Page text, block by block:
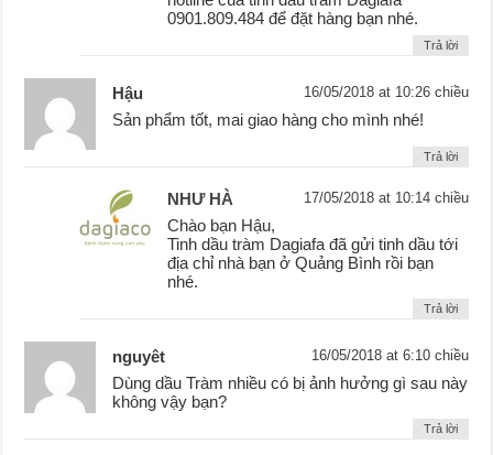
0901.809.484 để đặt hàng bạn nhé.
Trả lời
Hậu 16/05/2018 at 10:26 chiều
Sản phẩm tốt, mai giao hàng cho mình nhé!
Trả lời
NHƯ HÀ 17/05/2018 at 10:14 chiều
Chào bạn Hậu,
Tinh dầu tràm Dagiafa đã gửi tinh dầu tới
địa chỉ nhà bạn ở Quảng Bình rồi bạn
nhé.
Trả lời
nguyêt 16/05/2018 at 6:10 chiều
Dùng dầu Tràm nhiều có bị ảnh hưởng gì sau này
không vậy bạn?
Trả lời